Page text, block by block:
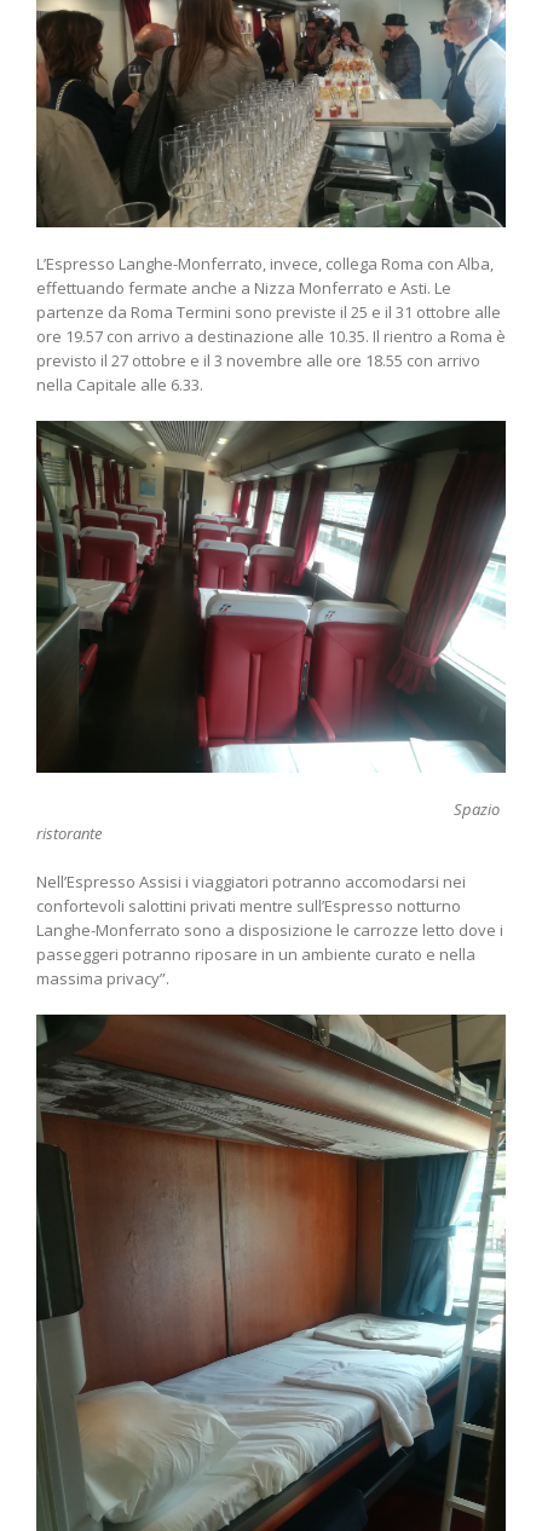
L’Espresso Langhe-Monferrato, invece, collega Roma con Alba,
effettuando fermate anche a Nizza Monferrato e Asti. Le
partenze da Roma Termini sono previste il 25 e il 31 ottobre alle
ore 19.57 con arrivo a destinazione alle 10.35. Il rientro a Roma è
previsto il 27 ottobre e il 3 novembre alle ore 18.55 con arrivo
nella Capitale alle 6.33.
Spazio
ristorante
Nell’Espresso Assisi i viaggiatori potranno accomodarsi nei
confortevoli salottini privati mentre sull’Espresso notturno
Langhe-Monferrato sono a disposizione le carrozze letto dove i
passeggeri potranno riposare in un ambiente curato e nella
massima privacy”.